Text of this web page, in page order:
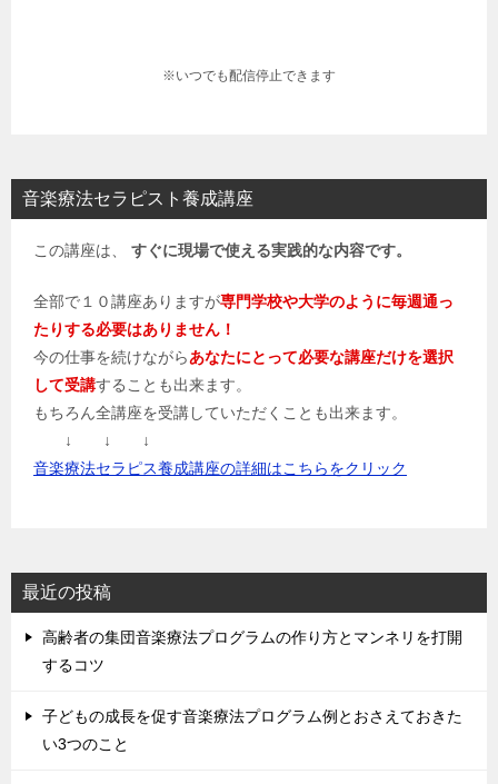
※いつでも配信停止できます
音楽療法セラピスト養成講座
この講座は、 すぐに現場で使える実践的な内容です。
全部で１０講座ありますが専門学校や大学のように毎週通っ
たりする必要はありません！
今の仕事を続けながらあなたにとって必要な講座だけを選択
して受講することも出来ます。
もちろん全講座を受講していただくことも出来ます。
↓ ↓ ↓
音楽療法セラピス養成講座の詳細はこちらをクリック
最近の投稿
高齢者の集団音楽療法プログラムの作り方とマンネリを打開
するコツ
子どもの成長を促す音楽療法プログラム例とおさえておきた
い3つのこと